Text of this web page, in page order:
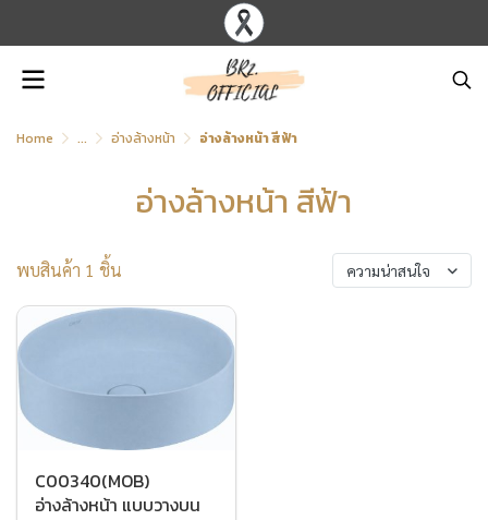
Home ... อ่างล้างหน้า อ่างล้างหน้า สีฟ้า
อ่างล้างหน้า สีฟ้า
พบสินค้า 1 ชิ้น ความน่าสนใจ
C00340(MOB)
อ่างล้างหน้า แบบวางบน